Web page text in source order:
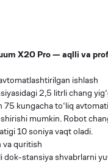
X20 Pro — aqlli va
ishlash
2,5 litrli chang
kungacha to‘liq
mumkin. Robot
10 soniya vaqt oladi.
va quritish
dok-stansiya shvabrlarni